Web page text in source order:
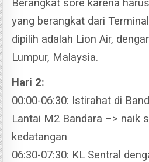
Berangkat sore karena
yang berangkat dari
dipilih adalah Lion Air,
Lumpur, Malaysia.
Hari 2:
00:00-06:30: Istirahat di
Lantai M2 Bandara –> naik
kedatangan
06:30-07:30: KL Sentral